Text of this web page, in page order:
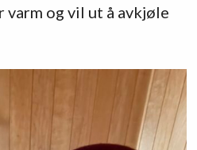
varm og vil ut å avkjøle